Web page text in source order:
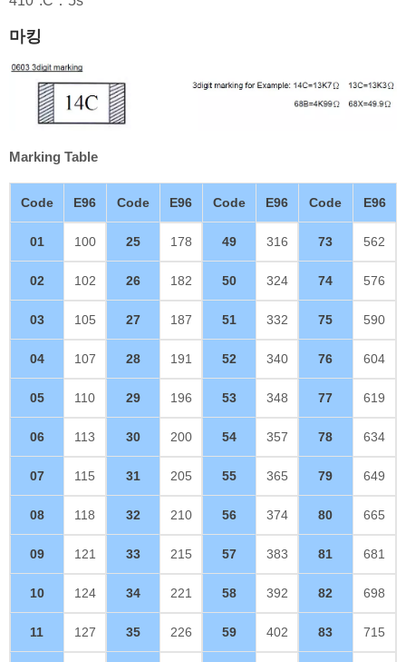
마킹
Marking Table
Code E96 Code E96 Code E96 Code E96
01 100 25 178 49 316 73 562
02 102 26 182 50 324 74 576
03 105 27 187 51 332 75 590
04 107 28 191 52 340 76 604
05 110 29 196 53 348 77 619
06 113 30 200 54 357 78 634
07 115 31 205 55 365 79 649
08 118 32 210 56 374 80 665
09 121 33 215 57 383 81 681
10 124 34 221 58 392 82 698
11 127 35 226 59 402 83 715